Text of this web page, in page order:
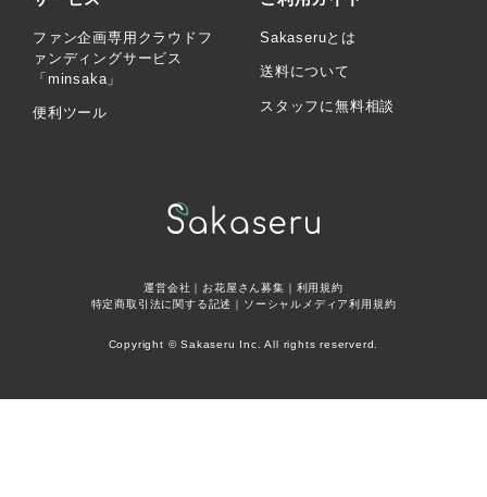
ファン企画専用クラウドフ
ァンディングサービス
「minsaka」
便利ツール
Sakaseruとは
送料について
スタッフに無料相談
運営会社 ｜お花屋さん募集
利用規約
特定商取引法に関する記述
ソーシャルメディア利用規約
Copyright © Sakaseru Inc. All rights reserverd.